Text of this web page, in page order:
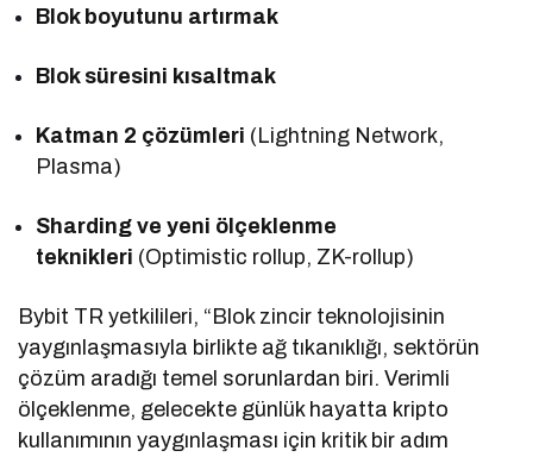
Blok boyutunu artırmak
Blok süresini kısaltmak
Katman 2 çözümleri (Lightning Network,
Plasma)
Sharding ve yeni ölçeklenme
teknikleri (Optimistic rollup, ZK-rollup)
Bybit TR yetkilileri, “Blok zincir teknolojisinin
yaygınlaşmasıyla birlikte ağ tıkanıklığı, sektörün
çözüm aradığı temel sorunlardan biri. Verimli
ölçeklenme, gelecekte günlük hayatta kripto
kullanımının yaygınlaşması için kritik bir adım